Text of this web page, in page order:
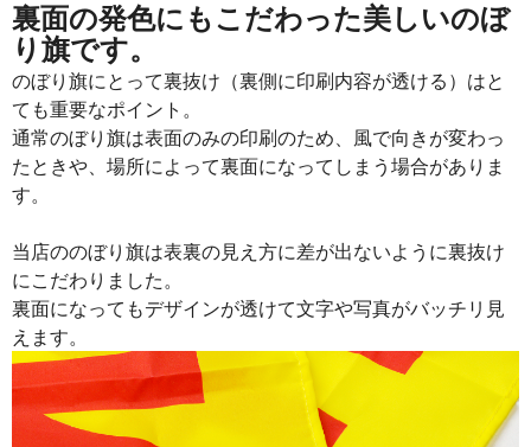
裏面の発色にもこだわった美しいのぼ
り旗です。
のぼり旗にとって裏抜け（裏側に印刷内容が透ける）はと
ても重要なポイント。
通常のぼり旗は表面のみの印刷のため、風で向きが変わっ
たときや、場所によって裏面になってしまう場合がありま
す。
当店ののぼり旗は表裏の見え方に差が出ないように裏抜け
にこだわりました。
裏面になってもデザインが透けて文字や写真がバッチリ見
えます。